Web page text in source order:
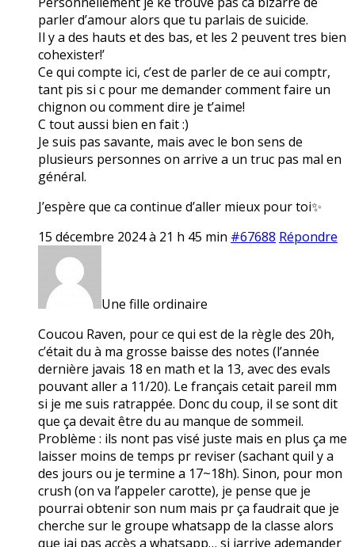
parler d’amour alors que tu parlais de suicide.
Il y a des hauts et des bas, et les 2 peuvent tres bien
cohexister!’
Ce qui compte ici, c’est de parler de ce aui comptr,
tant pis si c pour me demander comment faire un
chignon ou comment dire je t’aime!
C tout aussi bien en fait :)
Je suis pas savante, mais avec le bon sens de
plusieurs personnes on arrive a un truc pas mal en
général.
J’espère que ca continue d’aller mieux pour toi✨
15 décembre 2024 à 21 h 45 min #67688 Répondre
Une fille ordinaire
Coucou Raven, pour ce qui est de la règle des 20h,
c’était du à ma grosse baisse des notes (l’année
dernière javais 18 en math et la 13, avec des evals
pouvant aller a 11/20). Le français cetait pareil mm
si je me suis ratrappée. Donc du coup, il se sont dit
que ça devait être du au manque de sommeil.
Problème : ils nont pas visé juste mais en plus ça me
laisser moins de temps pr reviser (sachant quil y a
des jours ou je termine a 17~18h). Sinon, pour mon
crush (on va l’appeler carotte), je pense que je
pourrai obtenir son num mais pr ça faudrait que je
cherche sur le groupe whatsapp de la classe alors
que jai pas accès a whatsapp… si jarrive ademander